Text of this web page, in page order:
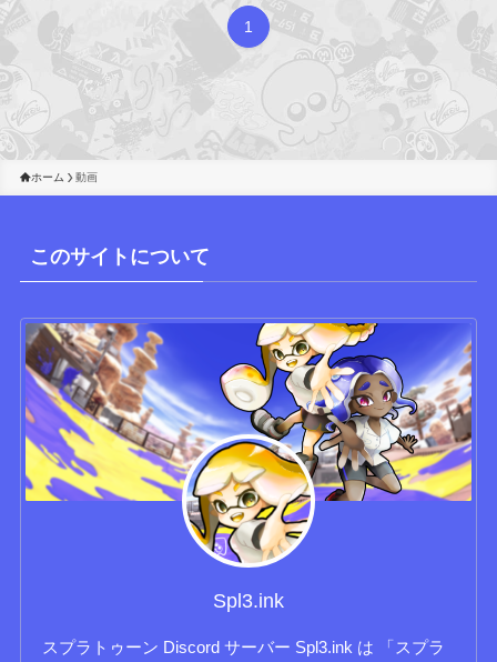
1
ホーム 動画
このサイトについて
Spl3.ink
スプラトゥーン Discord サーバー Spl3.ink は 「スプラ